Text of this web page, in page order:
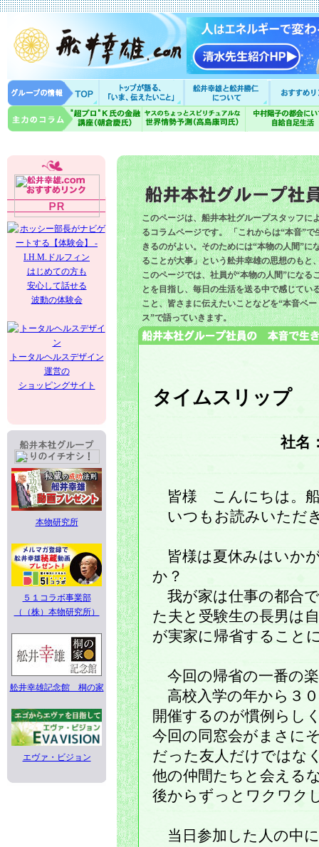
はじめての方も
安心して話せる
波動の体験会
トータルヘルスデザイン
運営の
ショッピングサイト
本物研究所
５１コラボ事業部
（（株）本物研究所）
舩井幸雄記念館 桐の家
エヴァ・ビジョン
このページは、船井本社グループスタッフに
るコラムページです。 「これからは“本音”で
きるのがよい。そのためには“本物の人間”に
ることが大事」という舩井幸雄の思想のもと
このページでは、社員が“本物の人間”になる
とを目指し、毎日の生活を送る中で感じてい
こと、皆さまに伝えたいことなどを“本音ベー
ス”で語っていきます。
タイムスリップ
社名
皆様 こんにちは。船
いつもお読みいただ
皆様は夏休みはいか
か？
我が家は仕事の都合
た夫と受験生の長男は
が実家に帰省すること
今回の帰省の一番の
高校入学の年から３
開催するのが慣例らし
今回の同窓会がまさに
だった友人だけではな
他の仲間たちと会える
後からずっとワクワク
当日参加した人の中